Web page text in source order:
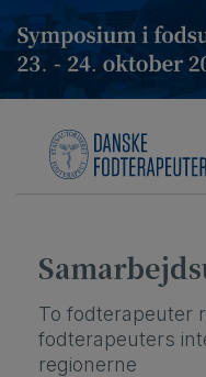
Hop
til
indholdet
To fodterapeuter
fodterapeuters
regionerne